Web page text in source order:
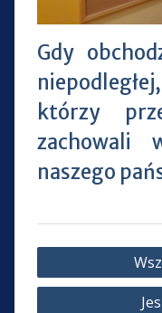
Gdy
którzy
zachowali
naszego
Nawigacja
wpisu